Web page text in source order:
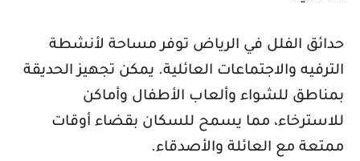
حدائق الفلل في الرياض توفر مساحة لأنشطة
الترفيه والاجتماعات العائلية. يمكن تجهيز الحديقة
بمناطق للشواء وألعاب الأطفال وأماكن
للاسترخاء، مما يسمح للسكان بقضاء أوقات
ممتعة مع العائلة والأصدقاء.